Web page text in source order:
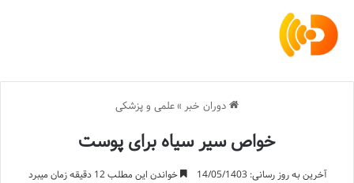
دوران خبر »علمی و پزشکی
خواص سیر سیاه برای پوست
آخرین به روز رسانی: 14/05/1403 خواندن این مطلب 12 دقیقه زمان میبرد